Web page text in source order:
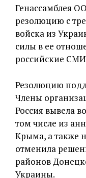
Генассамблея
резолюцию с
войска из
силы в ее
российские
Резолюцию
Члены
Россия вывела
том числе из
Крыма, а также
отменила
районов
Украины.